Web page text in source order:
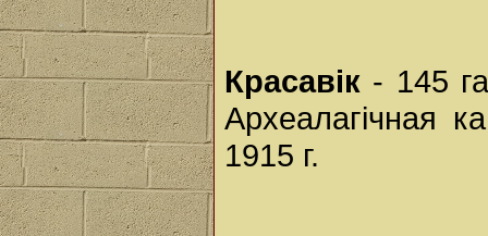
Красавік - 145
Археалагічная
1915 г.